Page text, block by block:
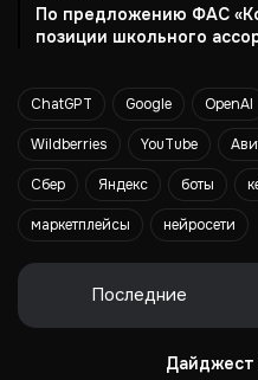
По предложению ФАС
позиции школьного
ChatGPT Google OpenAI
Wildberries YouTube
Сбер Яндекс боты
маркетплейсы нейросети
Последние